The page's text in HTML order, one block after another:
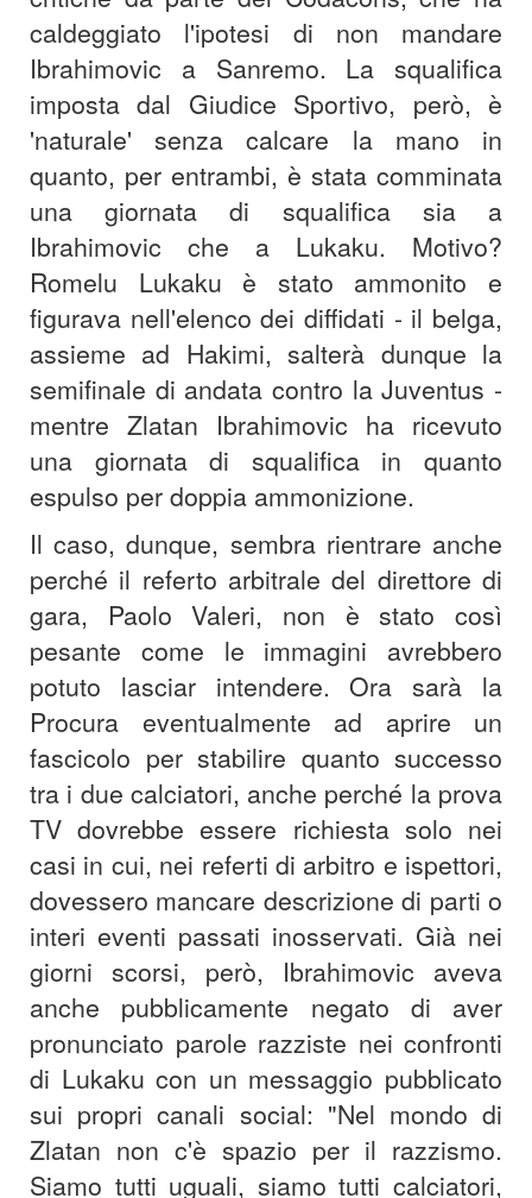
caldeggiato l'ipotesi di non mandare
Ibrahimovic a Sanremo. La squalifica
imposta dal Giudice Sportivo, però, è
'naturale' senza calcare la mano in
quanto, per entrambi, è stata comminata
una giornata di squalifica sia a
Ibrahimovic che a Lukaku. Motivo?
Romelu Lukaku è stato ammonito e
figurava nell'elenco dei diffidati - il belga,
assieme ad Hakimi, salterà dunque la
semifinale di andata contro la Juventus -
mentre Zlatan Ibrahimovic ha ricevuto
una giornata di squalifica in quanto
espulso per doppia ammonizione.
Il caso, dunque, sembra rientrare anche
perché il referto arbitrale del direttore di
gara, Paolo Valeri, non è stato così
pesante come le immagini avrebbero
potuto lasciar intendere. Ora sarà la
Procura eventualmente ad aprire un
fascicolo per stabilire quanto successo
tra i due calciatori, anche perché la prova
TV dovrebbe essere richiesta solo nei
casi in cui, nei referti di arbitro e ispettori,
dovessero mancare descrizione di parti o
interi eventi passati inosservati. Già nei
giorni scorsi, però, Ibrahimovic aveva
anche pubblicamente negato di aver
pronunciato parole razziste nei confronti
di Lukaku con un messaggio pubblicato
sui propri canali social: "Nel mondo di
Zlatan non c'è spazio per il razzismo.
Siamo tutti uguali, siamo tutti calciatori,